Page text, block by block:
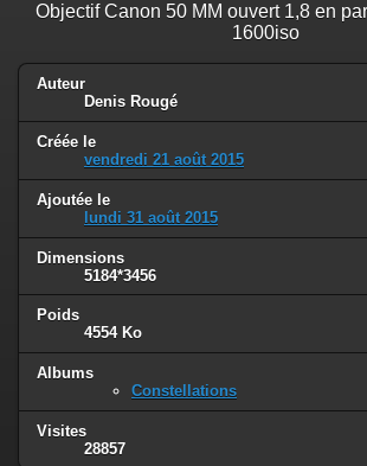
Objectif Canon 50 MM ouvert 1,8 en
1600iso
Auteur
Denis Rougé
Créée le
vendredi 21 août 2015
Ajoutée le
lundi 31 août 2015
Dimensions
5184*3456
Poids
4554 Ko
Albums
Constellations
Visites
28857